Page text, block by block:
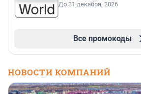
До 31 декабря, 2026
Все промокоды
НОВОСТИ КОМПАНИЙ